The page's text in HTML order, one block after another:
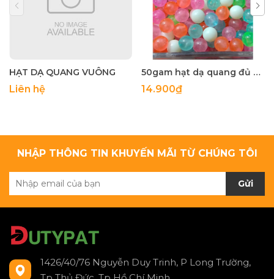
HẠT DẠ QUANG VUÔNG
Liên hệ
50gam hạt dạ quang đủ màu 6mm, 8mm, 10mm, 12mm, hạt nhựa tròn
14.900₫
NHẬP THÔNG TIN KHUYẾN MÃI TỪ CHÚNG TÔI
Gửi
1426/40/76 Nguyễn Duy Trinh, P Long Trường,